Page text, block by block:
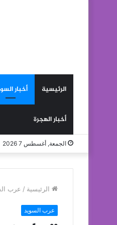
الرئيسية أخبار
أخبار الهجرة
الجمعة, أغسطس 7 2026
الرئيسية / عرب
عرب السويد